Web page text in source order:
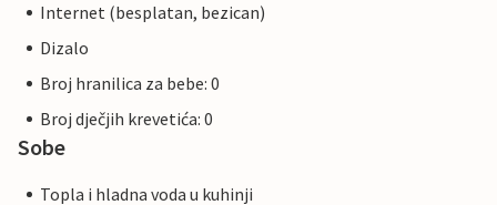
Internet (besplatan, bezican)
Dizalo
Broj hranilica za bebe: 0
Broj dječjih krevetića: 0
Sobe
Topla i hladna voda u kuhinji